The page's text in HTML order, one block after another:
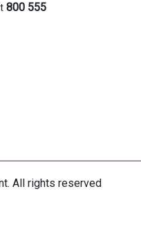
800 555
All rights reserved